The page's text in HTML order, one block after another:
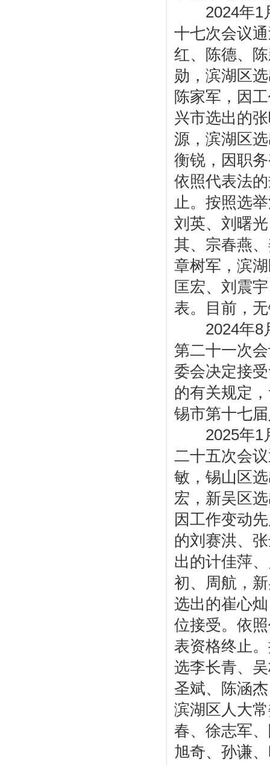
2024年1月
十七次会议
红、陈德、
勋，滨湖区
陈家军，因
兴市选出的
源，滨湖区
衡锐，因职
依照代表法
止。按照选
刘英、刘曙
其、宗春燕
章树军，滨
匡宏、刘震
表。目前，
2024年8月
第二十一次
委会决定接
的有关规定
锡市第十七
2025年1月
二十五次会
敏，锡山区
宏，新吴区
因工作变动
的刘赛洪、
出的计佳萍
初、周航，
选出的崔心
位接受。依
表资格终止
选李长青、
圣斌、陈涵
滨湖区人大
春、徐志军
旭奇、孙谦